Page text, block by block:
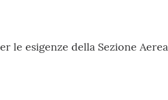
le esigenze della Sezione Aerea